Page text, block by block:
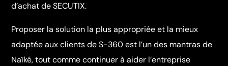
d’achat de SECUTIX.
Proposer la solution la plus appropriée et la mieux
adaptée aux clients de S-360 est l’un des mantras de
Naïké, tout comme continuer à aider l’entreprise